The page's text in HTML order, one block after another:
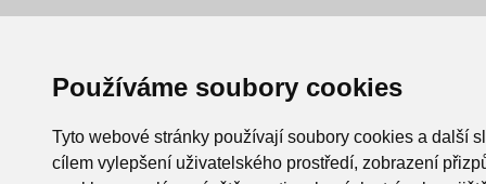
Používáme soubory cookies
Tyto webové stránky používají soubory cookies a další
cílem vylepšení uživatelského prostředí, zobrazení